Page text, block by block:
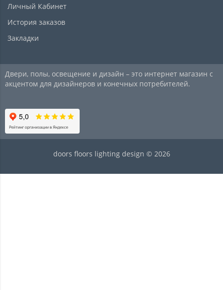
Личный Кабинет
История заказов
Закладки
Двери, полы, освещение и дизайн – это интернет магазин с
акцентом для дизайнеров и конечных потребителей.
doors floors lighting design © 2026